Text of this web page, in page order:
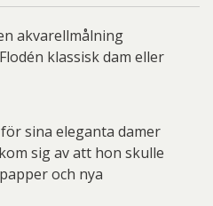
akvarellmålning
klassisk dam eller
sina eleganta damer
sig av att hon skulle
och nya